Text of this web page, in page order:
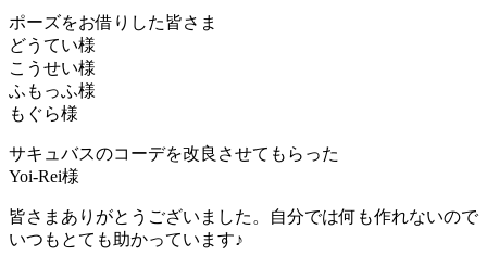
ポーズをお借りした皆さま
どうてい様
こうせい様
ふもっふ様
もぐら様
サキュバスのコーデを改良させてもらった
Yoi-Rei様
皆さまありがとうございました。自分では何も作れないので
いつもとても助かっています♪